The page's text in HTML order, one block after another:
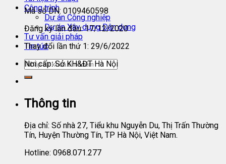
Công trình
Dự án Công nghiệp
Dự án Xây dựng Dân dụng
Tư vấn giải pháp
Tin tức
Mã số DN: 0109460598
Đăng ký lần đầu: 17/12/2020
Thay đổi lần thứ 1: 29/6/2022
Nơi cấp: Sở KH&ĐT Hà Nội
Thông tin
Địa chỉ: Số nhà 27, Tiểu khu Nguyễn Du, Thị Trấn Thường
Tín, Huyện Thường Tín, TP Hà Nội, Việt Nam.
Hotline: 0968.071.277